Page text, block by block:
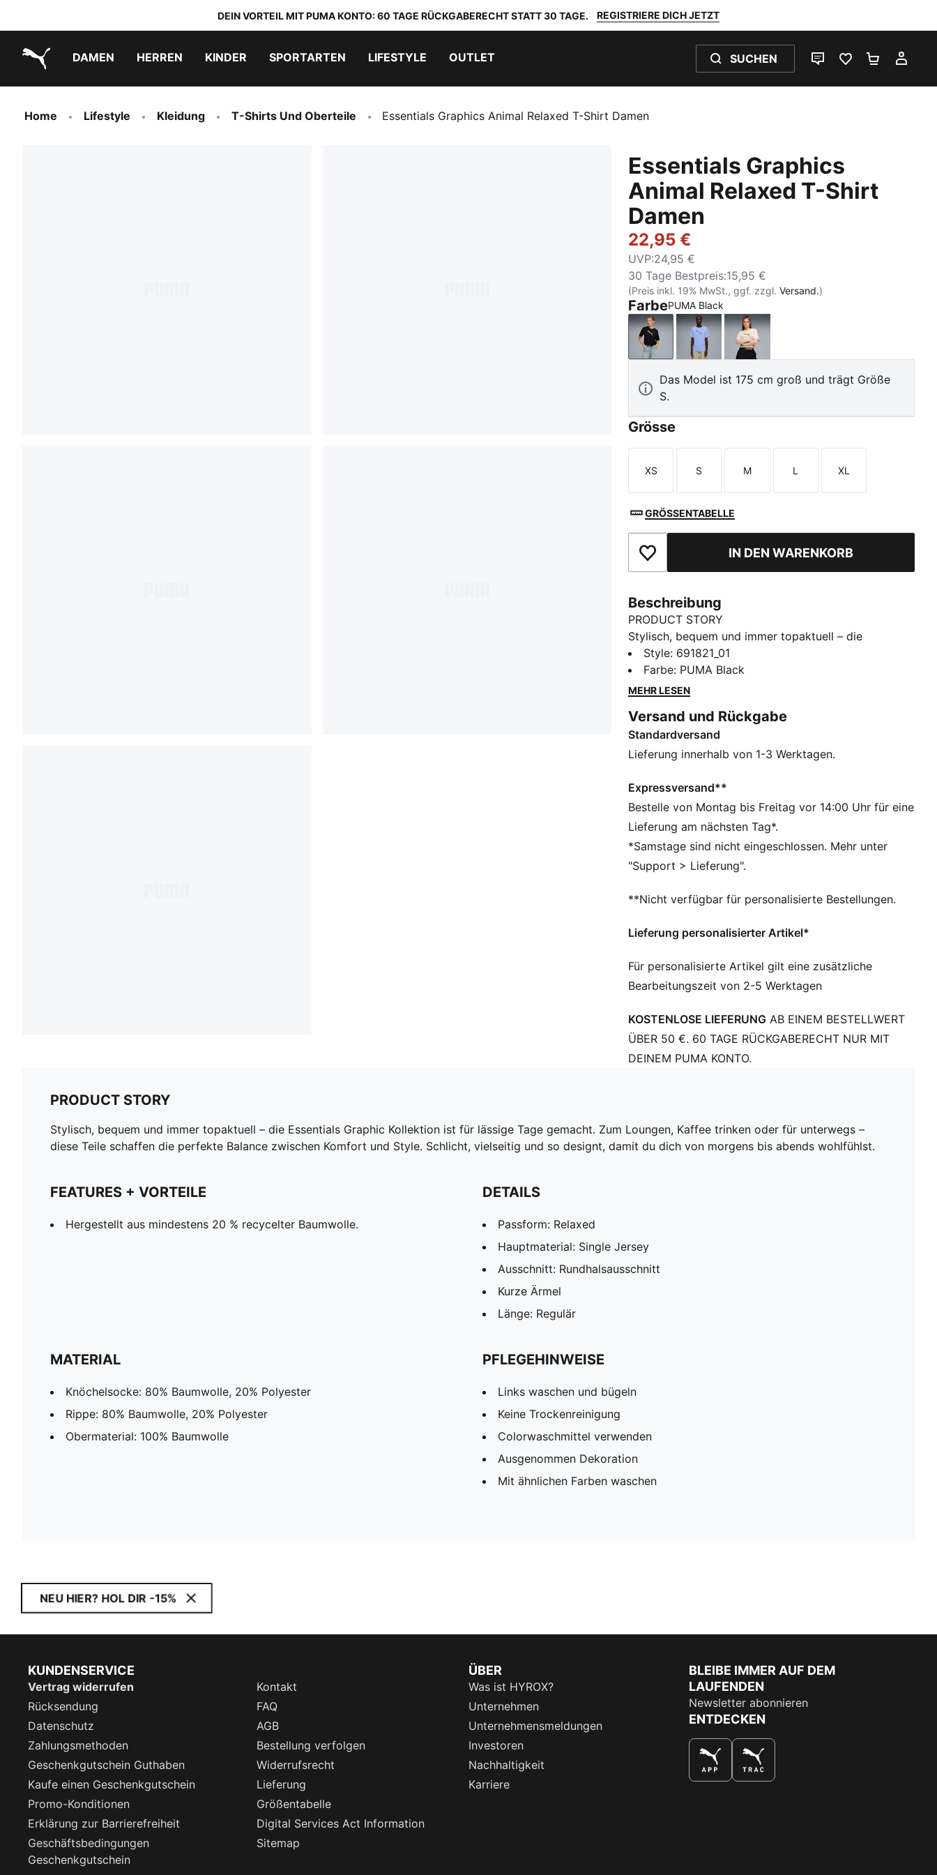
DEIN VORTEIL MIT PUMA KONTO: 60 TAGE RÜCKGABERECHT STATT 30 TAGE. REGISTRIERE DICH JETZT
DAMEN HERREN KINDER SPORTARTEN LIFESTYLE OUTLET SUCHEN
LIVE-CHATFAVORITEN 0
Home Lifestyle Kleidung T-Shirts Und Oberteile Essentials Graphics Animal Relaxed T-Shirt Damen
Essentials Graphics
Animal Relaxed T-Shirt
Damen
22,95 €
UVP:24,95 €
30 Tage Bestpreis:15,95 €
(Preis inkl. 19% MwSt., ggf. zzgl.Versand.)
FarbePUMA Black
PUMA BlackIntense Lavender
Alpine Snow
Das Model ist 175 cm groß und trägt Größe
S.
Grösse
Größe
XS
Größe
S
Größe
M
Größe
L
Größe
XL
GRÖSSENTABELLE
Zu Favoriten hinzufügenIN DEN WARENKORB
Beschreibung
PRODUCT STORY
Stylisch, bequem und immer topaktuell – die
Essentials Graphic Kollektion ist für lässige Tage
gemacht. Zum Loungen, Kaffee trinken oder für
unterwegs – diese Teile schaffen die perfekte Balance
so designt, damit du dich von morgens bis abends
wohlfühlst.
FEATURES + VORTEILE
Baumwolle.
DETAILS
Passform: Relaxed
Hauptmaterial: Single Jersey
Ausschnitt: Rundhalsausschnitt
Kurze Ärmel
Style: 691821_01
Farbe: PUMA Black
MEHR LESEN
Versand und Rückgabe
Standardversand
Lieferung innerhalb von 1-3 Werktagen.
Expressversand**
Bestelle von Montag bis Freitag vor 14:00 Uhr für eine
Lieferung am nächsten Tag*.
*Samstage sind nicht eingeschlossen. Mehr unter
"Support > Lieferung".
**Nicht verfügbar für personalisierte Bestellungen.
Lieferung personalisierter Artikel*
Für personalisierte Artikel gilt eine zusätzliche
Bearbeitungszeit von 2-5 Werktagen
KOSTENLOSE LIEFERUNG AB EINEM BESTELLWERT
ÜBER 50 €. 60 TAGE RÜCKGABERECHT NUR MIT
DEINEM PUMA KONTO.
PRODUCT STORY
Stylisch, bequem und immer topaktuell – die Essentials Graphic Kollektion ist für lässige Tage gemacht. Zum Loungen, Kaffee trinken oder für unterwegs –
diese Teile schaffen die perfekte Balance zwischen Komfort und Style. Schlicht, vielseitig und so designt, damit du dich von morgens bis abends wohlfühlst.
FEATURES + VORTEILE
Hergestellt aus mindestens 20 % recycelter Baumwolle.
DETAILS
Passform: Relaxed
Hauptmaterial: Single Jersey
Ausschnitt: Rundhalsausschnitt
Kurze Ärmel
Länge: Regulär
MATERIAL
Knöchelsocke: 80% Baumwolle, 20% Polyester
Rippe: 80% Baumwolle, 20% Polyester
Obermaterial: 100% Baumwolle
PFLEGEHINWEISE
Links waschen und bügeln
Keine Trockenreinigung
Colorwaschmittel verwenden
Ausgenommen Dekoration
Mit ähnlichen Farben waschen
NEU HIER? HOL DIR -15%
KUNDENSERVICE
Vertrag widerrufen
Kontakt
Rücksendung
FAQ
Datenschutz
AGB
Zahlungsmethoden
Bestellung verfolgen
Geschenkgutschein Guthaben
Widerrufsrecht
Kaufe einen Geschenkgutschein
Lieferung
Promo-Konditionen
Größentabelle
Erklärung zur Barrierefreiheit
Digital Services Act Information
Geschäftsbedingungen
Geschenkgutschein
Sitemap
ÜBER
Was ist HYROX?
Unternehmen
Unternehmensmeldungen
Investoren
Nachhaltigkeit
Karriere
BLEIBE IMMER AUF DEM
LAUFENDEN
Newsletter abonnieren
ENTDECKEN